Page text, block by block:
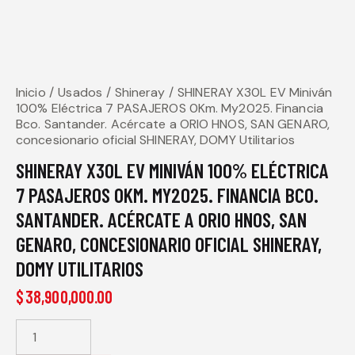
Inicio Usados Shineray
SHINERAY X30L EV Miniván
100% Eléctrica 7 PASAJEROS 0Km. My2025. Financia
Bco. Santander. Acércate a ORIO HNOS, SAN GENARO,
concesionario oficial SHINERAY, DOMY Utilitarios
SHINERAY X30L EV MINIVÁN 100% ELÉCTRICA
7 PASAJEROS 0KM. MY2025. FINANCIA BCO.
SANTANDER. ACÉRCATE A ORIO HNOS, SAN
GENARO, CONCESIONARIO OFICIAL SHINERAY,
DOMY UTILITARIOS
$38,900,000.00
X30L EV